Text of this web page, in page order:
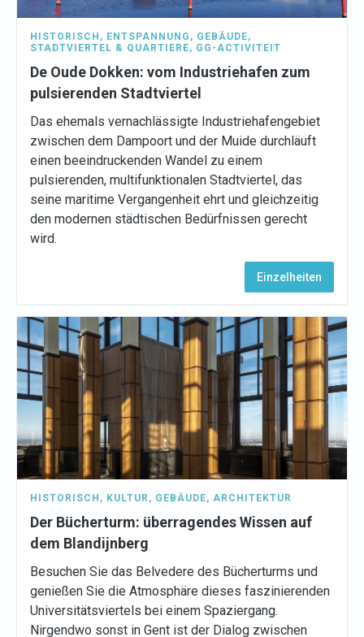
HISTORISCH , ENTSPANNUNG , GEBÄUDE,
STADTVIERTEL & QUARTIERE, GG-ACTIVITEIT
De Oude Dokken: vom Industriehafen zum
pulsierenden Stadtviertel
Das ehemals vernachlässigte Industriehafengebiet
zwischen dem Dampoort und der Muide durchläuft
einen beeindruckenden Wandel zu einem
pulsierenden, multifunktionalen Stadtviertel, das
seine maritime Vergangenheit ehrt und gleichzeitig
den modernen städtischen Bedürfnissen gerecht
wird.
Einzelheiten
HISTORISCH , KULTUR , GEBÄUDE, ARCHITEKTUR
Der Bücherturm: überragendes Wissen auf
dem Blandijnberg
Besuchen Sie das Belvedere des Bücherturms und
genießen Sie die Atmosphäre dieses faszinierenden
Universitätsviertels bei einem Spaziergang.
Nirgendwo sonst in Gent ist der Dialog zwischen